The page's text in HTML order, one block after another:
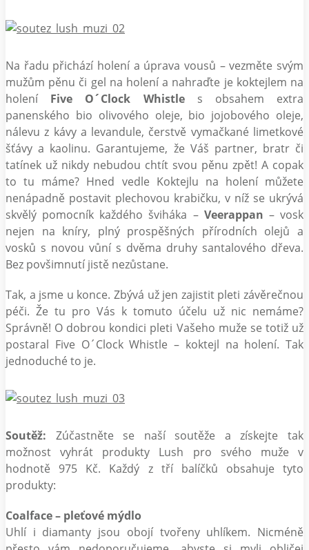
Na řadu přichází holení a úprava vousů – vezměte svým
mužům pěnu či gel na holení a nahraďte je koktejlem na
holení Five O´Clock Whistles obsahem extra
panenského bio olivového oleje, bio jojobového oleje,
nálevu z kávy a levandule, čerstvě vymačkané limetkové
šťávy a kaolinu. Garantujeme, že Váš partner, bratr či
tatínek už nikdy nebudou chtít svou pěnu zpět! A copak
to tu máme? Hned vedle Koktejlu na holení můžete
nenápadně postavit plechovou krabičku, v níž se ukrývá
skvělý pomocník každého šviháka – Veerappan – vosk
nejen na kníry, plný prospěšných přírodních olejů a
vosků s novou vůní s dvěma druhy santalového dřeva.
Bez povšimnutí jistě nezůstane.
Tak, a jsme u konce. Zbývá už jen zajistit pleti závěrečnou
péči. Že tu pro Vás k tomuto účelu už nic nemáme?
Správně! O dobrou kondici pleti Vašeho muže se totiž už
postaral Five O´Clock Whistle – koktejl na holení. Tak
jednoduché to je.
Soutěž: Zúčastněte se naší soutěže a získejte tak
možnost vyhrát produkty Lush pro svého muže v
hodnotě 975 Kč. Každý z tří balíčků obsahuje tyto
produkty:
Coalface – pleťové mýdlo
Uhlí i diamanty jsou obojí tvořeny uhlíkem. Nicméně